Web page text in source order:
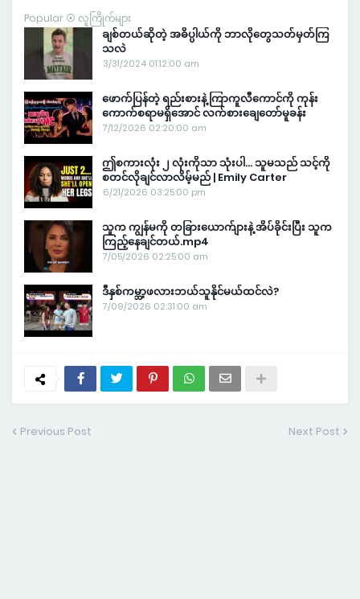
Popular ⦿ လူကြိုက်များ
ချစ်တယ်ဆိုတဲ့ အဓိပ္ပါယ်ကို ဘာလိုတွေသတ်မှတ်ကြ
သလဲ
3/31/2024 01:12:00 am
ဖောက်ပြန်တဲ့ ရည်းစားနဲ့ ကြာကူလီကောင်ကို ကုန်း
ကောက်စရာမရှိအောင် လက်စားချေတော်မူခန်း
7/12/2026 02:20:00 am
ဤစကားလုံး ၂ လုံးကိုသာ သုံးပါ… သူမသည် သင့်ကို
စတင်လိုချင်လာလိမ့်မည် | Emily Carter
6/21/2026 03:25:00 pm
သူက ကျွန်မကို တခြားယောက်ျားနဲ့ အိပ်ခိုင်းပြီး သူက
ကြည့်နေချင်တယ်.mp4
7/05/2026 02:25:00 am
ဒီနှစ်ကမ္ဘာ့ဖလားဘယ်သူနိုင်မယ်ထင်လဲ?
7/09/2026 02:31:00 am
Previous Post Next Post